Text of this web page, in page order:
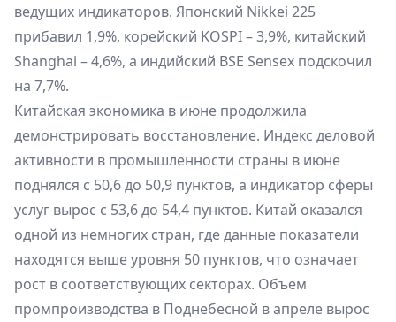
ведущих индикаторов. Японский Nikkei 225
прибавил 1,9%, корейский KOSPI – 3,9%, китайский
Shanghai – 4,6%, а индийский BSE Sensex подскочил
на 7,7%.
Китайская экономика в июне продолжила
демонстрировать восстановление. Индекс деловой
активности в промышленности страны в июне
поднялся с 50,6 до 50,9 пунктов, а индикатор сферы
услуг вырос с 53,6 до 54,4 пунктов. Китай оказался
одной из немногих стран, где данные показатели
находятся выше уровня 50 пунктов, что означает
рост в соответствующих секторах. Объем
промпроизводства в Поднебесной в апреле вырос